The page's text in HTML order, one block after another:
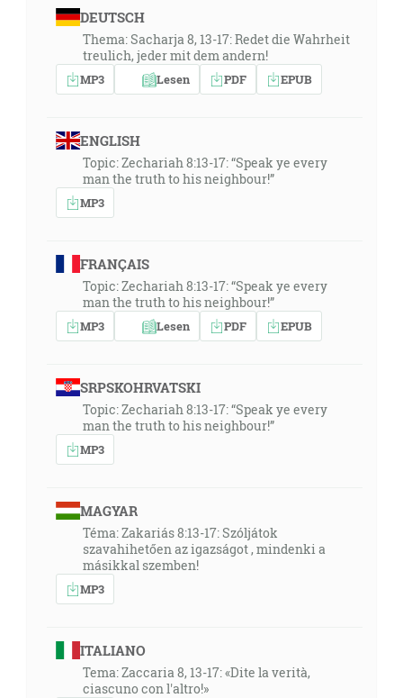
DEUTSCH
Thema: Sacharja 8, 13-17: Redet die Wahrheit
treulich, jeder mit dem andern!
MP3 Lesen PDF EPUB
ENGLISH
Topic: Zechariah 8:13-17: “Speak ye every
man the truth to his neighbour!”
MP3
FRANÇAIS
Topic: Zechariah 8:13-17: “Speak ye every
man the truth to his neighbour!”
MP3 Lesen PDF EPUB
SRPSKOHRVATSKI
Topic: Zechariah 8:13-17: “Speak ye every
man the truth to his neighbour!”
MP3
MAGYAR
Téma: Zakariás 8:13-17: Szóljátok
szavahihetően az igazságot , mindenki a
másikkal szemben!
MP3
ITALIANO
Tema: Zaccaria 8, 13-17: «Dite la verità,
ciascuno con l'altro!»